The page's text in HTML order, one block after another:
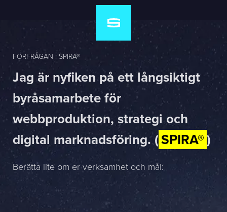
FÖRFRÅGAN : SPIRA®
Jag är nyfiken på ett långsiktigt
byråsamarbete för
webbproduktion, strategi och
digital marknadsföring. (SPIRA®)
Berätta lite om er verksamhet och mål: